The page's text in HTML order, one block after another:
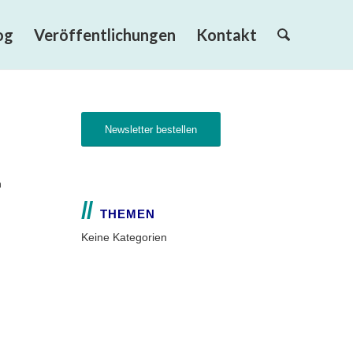
Veröffentlichungen Kontakt
Newsletter bestellen
THEMEN
Keine Kategorien